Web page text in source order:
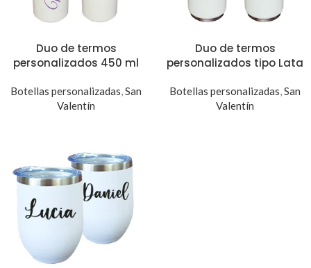
Duo de termos
personalizados 450 ml
Botellas personalizadas,San
Valentín
Duo de termos
personalizados tipo Lata
Botellas personalizadas,San
Valentín